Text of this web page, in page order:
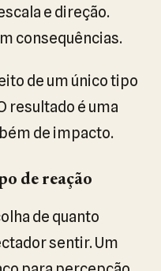
e direção.
consequências.
de um único tipo
resultado é uma
de impacto.
de reação
de quanto
sentir. Um